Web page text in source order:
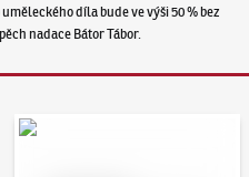
díla bude ve výši 50 % bez
nadace Bátor Tábor.
Dražit online - Artslimit